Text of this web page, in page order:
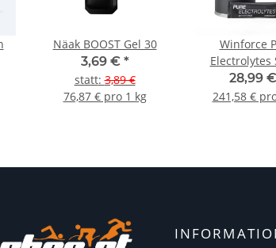
Näak BOOST Gel 30
3,69 € *
statt:3,89 €
76,87 € pro 1 kg
Winforce
Electrolytes
(20x6g)
28,99 €
241,58 €